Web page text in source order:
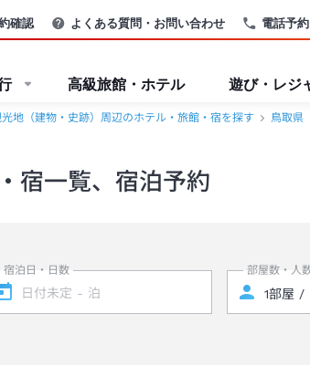
電話予約
確認 よくある質問・お問い合わせ
高級旅館・ホテル 遊び・レジ
地（建物・史跡）周辺のホテル・旅館・宿を探す 鳥取県
宿一覧、宿泊予約
宿泊日・日数 部屋数・人